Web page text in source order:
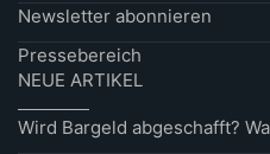
Newsletter abonnieren
Pressebereich
NEUE ARTIKEL
Wird Bargeld abgeschafft?